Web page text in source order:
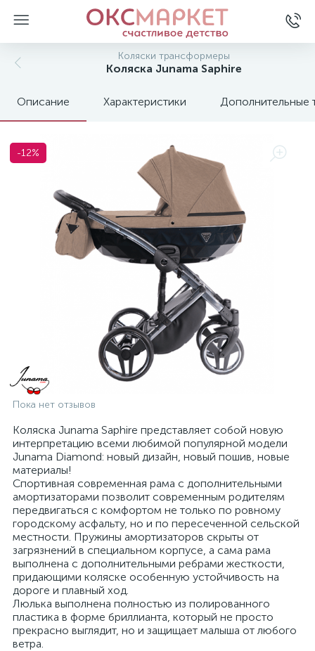
Коляски трансформеры
Коляска Junama Saphire
Описание Характеристики Дополнительные
-12%
Пока нет отзывов
Коляска Junama Saphire представляет собой новую
интерпретацию всеми любимой популярной модели
Junama Diamond: новый дизайн, новый пошив, новые
материалы!
Спортивная современная рама с дополнительными
амортизаторами позволит современным родителям
передвигаться с комфортом не только по ровному
городскому асфальту, но и по пересеченной сельской
местности. Пружины амортизаторов скрыты от
загрязнений в специальном корпусе, а сама рама
выполнена с дополнительными ребрами жесткости,
придающими коляске особенную устойчивость на
дороге и плавный ход.
Люлька выполнена полностью из полированного
пластика в форме бриллианта, который не просто
прекрасно выглядит, но и защищает малыша от любого
ветра.